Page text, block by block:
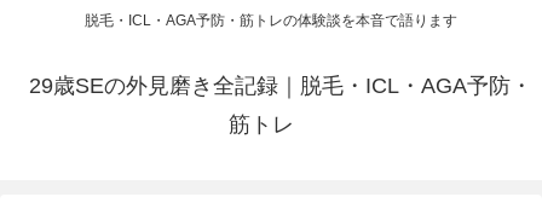
脱毛・ICL・AGA予防・筋トレの体験談を本音で語ります
29歳SEの外見磨き全記録｜脱毛・ICL・AGA予防・
筋トレ